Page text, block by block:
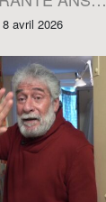
avril 2026